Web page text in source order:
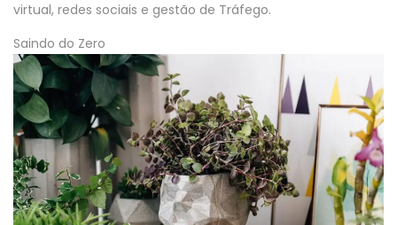
virtual, redes sociais e gestão de Tráfego.
Saindo do Zero